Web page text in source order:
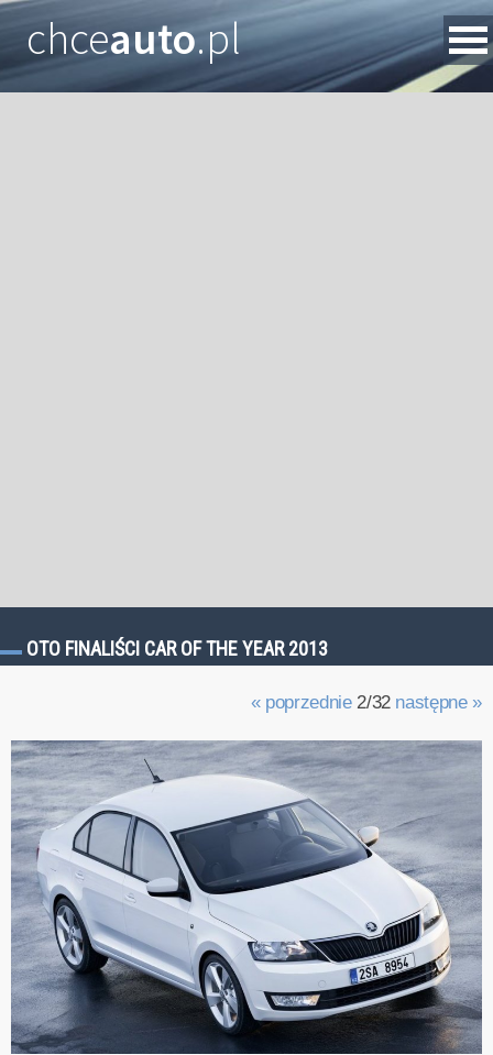
chceauto.pl
OTO FINALIŚCI CAR OF THE YEAR 2013
« poprzednie2/32 następne »